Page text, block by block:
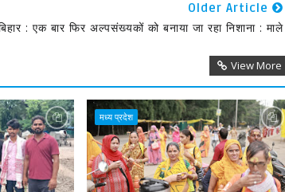
Older Article
: एक बार फिर अल्पसंख्यकों को बनाया जा रहा निशाना : माले
View More
मध्य प्रदेश